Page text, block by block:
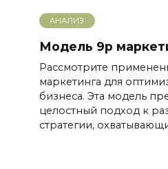
АНАЛИЗ
Модель 9p
Рассмотрите
маркетинга для
бизнеса. Эта модель
целостный подход к
стратегии,